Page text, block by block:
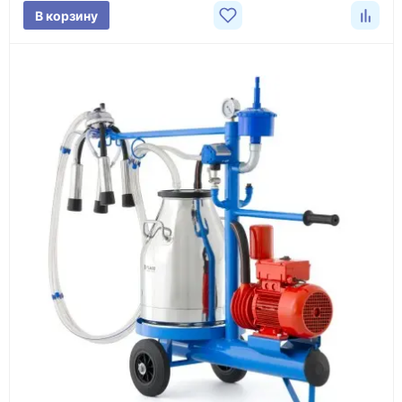
Подбираем оборудование, рассчитываем
стоимость товара и ориентировочную стоимость
доставки.
Счёт и оплата
Согласовываем условия, готовим счёт, договор
или спецификацию и принимаем оплату по
реквизитам.
В корзину